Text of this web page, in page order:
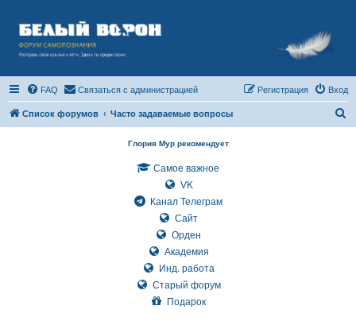
FAQ Связаться с администрацией Вход
Регистрация
Список форумов Часто задаваемые вопросы
Глория Мур рекомендует
Самое важное
VK
Канал Телеграм
Сайт
Орден
Академия
Инд. работа
Старый форум
Подарок